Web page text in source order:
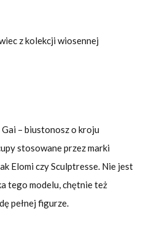
z kolekcji wiosennej
– biustonosz o kroju
stosowane przez marki
Elomi czy Sculptresse. Nie jest
tego modelu, chętnie też
pełnej figurze.